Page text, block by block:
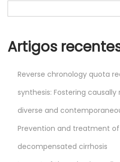
Artigos
Reverse chronology quota
synthesis: Fostering
diverse and
Prevention and treatment
decompensated cirrhosis